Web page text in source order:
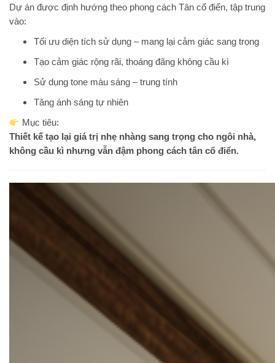
Dự án được định hướng theo phong cách Tân cổ điển, tập trung
vào:
Tối ưu diện tích sử dụng – mang lại cảm giác sang trọng
Tạo cảm giác rộng rãi, thoáng đãng không cầu kì
Sử dụng tone màu sáng – trung tính
Tăng ánh sáng tự nhiên
Mục tiêu:
Thiết kế tạo lại giá trị nhẹ nhàng sang trọng cho ngôi nhà,
không cầu kì nhưng vẫn đậm phong cách tân cổ điển.